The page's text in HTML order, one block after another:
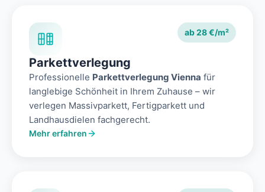
ab 28 €/m²
Parkettverlegung
Professionelle Parkettverlegung Vienna für
langlebige Schönheit in Ihrem Zuhause – wir
verlegen Massivparkett, Fertigparkett und
Landhausdielen fachgerecht.
Mehr erfahren